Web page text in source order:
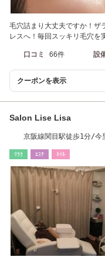
毛穴詰まり大丈夫ですか！ザ
レスへ！毎回スッキリ毛穴を
口コミ 66件 設
クーポンを表示
Salon Lise Lisa
京阪線関目駅徒歩1分/今
ﾘﾗｸ ｴｽﾃ ﾈｲﾙ